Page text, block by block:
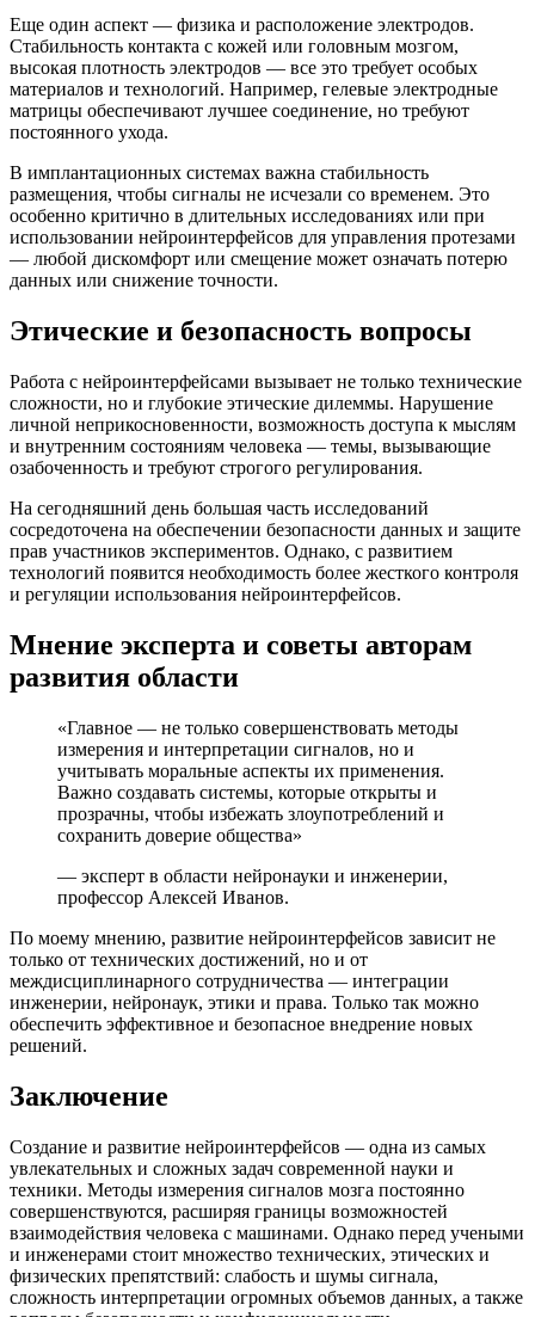
Еще один аспект — физика и расположение электродов.
Стабильность контакта с кожей или головным мозгом,
высокая плотность электродов — все это требует особых
материалов и технологий. Например, гелевые электродные
матрицы обеспечивают лучшее соединение, но требуют
постоянного ухода.
В имплантационных системах важна стабильность
размещения, чтобы сигналы не исчезали со временем. Это
особенно критично в длительных исследованиях или при
использовании нейроинтерфейсов для управления протезами
— любой дискомфорт или смещение может означать потерю
данных или снижение точности.
Этические и безопасность вопросы
Работа с нейроинтерфейсами вызывает не только технические
сложности, но и глубокие этические дилеммы. Нарушение
личной неприкосновенности, возможность доступа к мыслям
и внутренним состояниям человека — темы, вызывающие
озабоченность и требуют строгого регулирования.
На сегодняшний день большая часть исследований
сосредоточена на обеспечении безопасности данных и защите
прав участников экспериментов. Однако, с развитием
технологий появится необходимость более жесткого контроля
и регуляции использования нейроинтерфейсов.
Мнение эксперта и советы авторам
развития области
«Главное — не только совершенствовать методы
измерения и интерпретации сигналов, но и
учитывать моральные аспекты их применения.
Важно создавать системы, которые открыты и
прозрачны, чтобы избежать злоупотреблений и
сохранить доверие общества»
— эксперт в области нейронауки и инженерии,
профессор Алексей Иванов.
По моему мнению, развитие нейроинтерфейсов зависит не
только от технических достижений, но и от
междисциплинарного сотрудничества — интеграции
инженерии, нейронаук, этики и права. Только так можно
обеспечить эффективное и безопасное внедрение новых
решений.
Заключение
Создание и развитие нейроинтерфейсов — одна из самых
увлекательных и сложных задач современной науки и
техники. Методы измерения сигналов мозга постоянно
совершенствуются, расширяя границы возможностей
взаимодействия человека с машинами. Однако перед учеными
и инженерами стоит множество технических, этических и
физических препятствий: слабость и шумы сигнала,
сложность интерпретации огромных объемов данных, а также